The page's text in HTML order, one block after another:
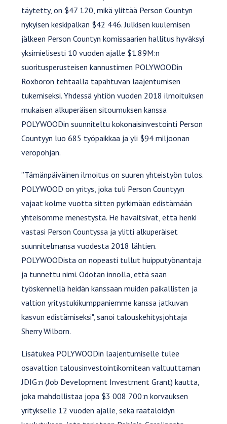
täytetty, on $47 120, mikä ylittää Person Countyn
nykyisen keskipalkan $42 446. Julkisen kuulemisen
jälkeen Person Countyn komissaarien hallitus hyväksyi
yksimielisesti 10 vuoden ajalle $1.89M:n
suoritusperusteisen kannustimen POLYWOODin
Roxboron tehtaalla tapahtuvan laajentumisen
tukemiseksi. Yhdessä yhtiön vuoden 2018 ilmoituksen
mukaisen alkuperäisen sitoumuksen kanssa
POLYWOODin suunniteltu kokonaisinvestointi Person
Countyyn luo 685 työpaikkaa ja yli $94 miljoonan
veropohjan.
”Tämänpäiväinen ilmoitus on suuren yhteistyön tulos.
POLYWOOD on yritys, joka tuli Person Countyyn
vajaat kolme vuotta sitten pyrkimään edistämään
yhteisömme menestystä. He havaitsivat, että henki
vastasi Person Countyssa ja ylitti alkuperäiset
suunnitelmansa vuodesta 2018 lähtien.
POLYWOODista on nopeasti tullut huipputyönantaja
ja tunnettu nimi. Odotan innolla, että saan
työskennellä heidän kanssaan muiden paikallisten ja
valtion yritystukikumppaniemme kanssa jatkuvan
kasvun edistämiseksi", sanoi talouskehitysjohtaja
Sherry Wilborn.
Lisätukea POLYWOODin laajentumiselle tulee
osavaltion talousinvestointikomitean valtuuttaman
JDIG:n (Job Development Investment Grant) kautta,
joka mahdollistaa jopa $3 008 700:n korvauksen
yritykselle 12 vuoden ajalle, sekä räätälöidyn